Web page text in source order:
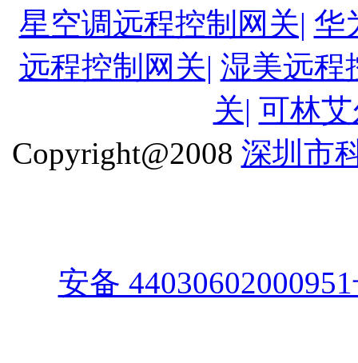
星空调远程控制网关| 华
远程控制网关| 湿美远程
关| 可林
Copyright@2008 深圳市
安备